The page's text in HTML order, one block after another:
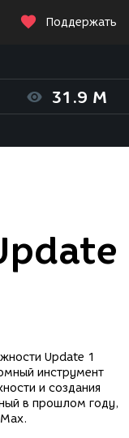
Поддержать
31.9 M
Update 1
инструмент
и создания
в прошлом году,